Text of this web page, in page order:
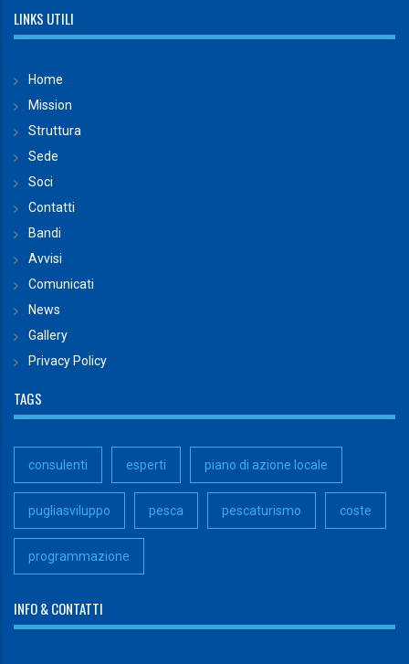
LINKS UTILI
Home
Mission
Struttura
Sede
Soci
Contatti
Bandi
Avvisi
Comunicati
News
Gallery
Privacy Policy
TAGS
consulenti esperti piano di azione locale
pugliasviluppo pesca pescaturismo coste
programmazione
INFO & CONTATTI